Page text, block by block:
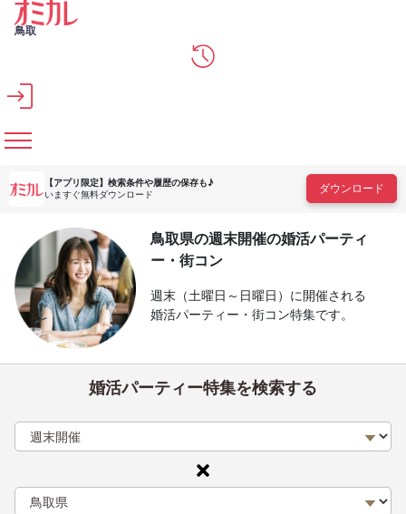
メインコンテンツへスキップ
鳥取
【アプリ限定】 検索条件や履歴の保存も♪
いますぐ無料ダウンロード
ダウンロード
鳥取県の週末開催の婚活パーティ
ー・街コン
週末（土曜日～日曜日）に開催される
婚活パーティー・街コン特集です。
婚活パーティー特集を検索する